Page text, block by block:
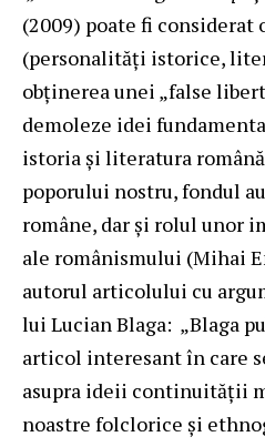
(2009) poate fi considerat
(personalități istorice,
obținerea unei „false
demoleze idei
istoria și literatura
poporului nostru, fondul
române, dar și rolul unor
ale românismului (Mihai
autorul articolului cu
lui Lucian Blaga: „Blaga
articol interesant în care
asupra ideii continuităţii
noastre folclorice şi